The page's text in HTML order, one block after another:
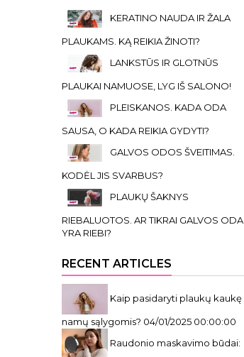
KERATINO NAUDA IR ŽALA
PLAUKAMS. KĄ REIKIA ŽINOTI?
LANKSTŪS IR GLOTNŪS
PLAUKAI NAMUOSE, LYG IŠ SALONO!
PLEISKANOS. KADA ODA
SAUSA, O KADA REIKIA GYDYTI?
GALVOS ODOS ŠVEITIMAS.
KODĖL JIS SVARBUS?
PLAUKŲ ŠAKNYS
RIEBALUOTOS. AR TIKRAI GALVOS ODA
YRA RIEBI?
RECENT ARTICLES
Kaip pasidaryti plaukų kaukę
namų sąlygomis? 04/01/2025 00:00:00
Raudonio maskavimo būdai: